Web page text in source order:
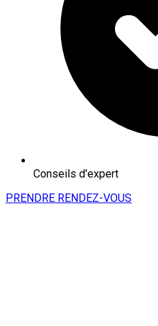
Conseils d'expert
PRENDRE RENDEZ-VOUS